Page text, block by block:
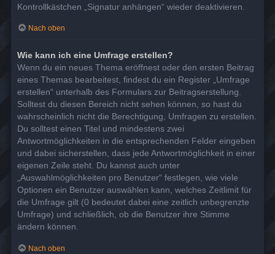
Kontrollkästchen „Signatur anhängen“ wieder deaktivieren.
Nach oben
Wie kann ich eine Umfrage erstellen?
Wenn du ein neues Thema eröffnest oder den ersten Beitrag
eines Themas bearbeitest, findest du ein Register „Umfrage
erstellen“ unterhalb des Formulars zur Beitragserstellung.
Solltest du diesen Bereich nicht sehen können, so hast du
wahrscheinlich nicht die Berechtigung, Umfragen zu erstellen.
Du solltest einen Titel und mindestens zwei
Antwortmöglichkeiten in die entsprechenden Felder eingeben
und dabei sicherstellen, dass jede Antwortmöglichkeit in einer
eigenen Zeile steht. Du kannst auch unter
„Auswahlmöglichkeiten pro Benutzer“ festlegen, wie viele
Optionen ein Benutzer auswählen kann, welches Zeitlimit für
die Umfrage gilt (0 bedeutet dabei eine zeitlich unbegrenzte
Umfrage) und schließlich, ob die Benutzer ihre Stimme
ändern können.
Nach oben